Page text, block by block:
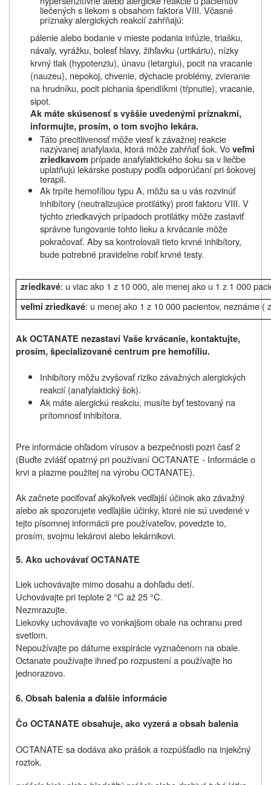
liečených s liekom s obsahom faktora VIII. Včasné
príznaky alergických reakcií zahŕňajú:
pálenie alebo bodanie v mieste podania infúzie, triašku,
návaly, vyrážku, bolesť hlavy, žihľavku (urtikáriu), nízky
krvný tlak (hypotenziu), únavu (letargiu), pocit na vracanie
(nauzeu), nepokoj, chvenie, dýchacie problémy, zvieranie
na hrudníku, pocit pichania špendlíkmi (tŕpnutie), vracanie,
sipot.
Ak máte skúsenosť s vyššie uvedenými príznakmi,
informujte, prosím, o tom svojho lekára.
Táto precitlivenosť môže viesť k závažnej reakcie
nazývanej anafylaxia, ktorá môže zahŕňať šok. Voveľmi
zriedkavom prípade anafylaktického šoku sa v liečbe
uplatňujú lekárske postupy podľa odporúčaní pri šokovej
terapii.
Ak trpíte hemofíliou typu A, môžu sa u vás rozvinúť
inhibítory (neutralizujúce protilátky) proti faktoru VIII. V
týchto zriedkavých prípadoch protilátky môže zastaviť
správne fungovanie tohto lieku a krvácanie môže
pokračovať. Aby sa kontrolovali tieto krvné inhibítory,
bude potrebné pravidelne robiť krvné testy.
zriedkavé: u viac ako 1 z 10 000, ale menej ako u 1 z 1 000
veľmi zriedkavé: u menej ako 1 z 10 000 pacientov, neznáme (
Ak OCTANATE nezastaví Vaše krvácanie, kontaktujte,
prosím, špecializované centrum pre hemofíliu.
Inhibítory môžu zvyšovať riziko závažných alergických
reakcií (anafylaktický šok).
Ak máte alergickú reakciu, musíte byť testovaný na
prítomnosť inhibítora.
Pre informácie ohľadom vírusov a bezpečnosti pozri časť 2
(Buďte zvlášť opatrný pri používaní OCTANATE - Informácie o
krvi a plazme použitej na výrobu OCTANATE).
Ak začnete pociťovať akýkoľvek vedľajší účinok ako závažný
alebo ak spozorujete vedľajšie účinky, ktoré nie sú uvedené v
tejto písomnej informácii pre používateľov, povedzte to,
prosím, svojmu lekárovi alebo lekárnikovi.
5. Ako uchovávaťOCTANATE
Liek uchovávajte mimo dosahu a dohľadu detí.
Uchovávajte pri teplote 2 °C až 25 °C.
Nezmrazujte.
Liekovky uchovávajte vo vonkajšom obale na ochranu pred
svetlom.
Nepoužívajte po dátume exspirácie vyznačenom na obale.
Octanate používajte ihneď po rozpustení a používajte ho
jednorazovo.
6. Obsah balenia a ďalšie informácie
Čo OCTANATE obsahuje, ako vyzerá a obsah balenia
OCTANATE sa dodáva ako prášok a rozpúšťadlo na injekčný
roztok.